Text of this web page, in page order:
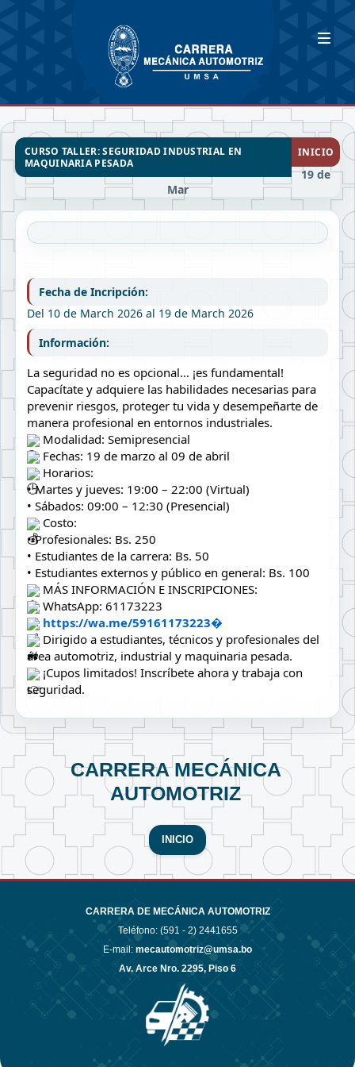
CURSO TALLER: SEGURIDAD INDUSTRIAL EN
MAQUINARIA PESADA
INICIO
19 de
Mar
Fecha de Incripción:
Del 10 de March 2026 al 19 de March 2026
Información:
La seguridad no es opcional… ¡es fundamental!
Capacítate y adquiere las habilidades necesarias para
prevenir riesgos, proteger tu vida y desempeñarte de
manera profesional en entornos industriales.
Modalidad: Semipresencial
Fechas: 19 de marzo al 09 de abril
Horarios:
• Martes y jueves: 19:00 – 22:00 (Virtual)
• Sábados: 09:00 – 12:30 (Presencial)
Costo:
• Profesionales: Bs. 250
• Estudiantes de la carrera: Bs. 50
• Estudiantes externos y público en general: Bs. 100
MÁS INFORMACIÓN E INSCRIPCIONES:
WhatsApp: 61173223
https://wa.me/59161173223⁠�
Dirigido a estudiantes, técnicos y profesionales del
área automotriz, industrial y maquinaria pesada.
¡Cupos limitados! Inscríbete ahora y trabaja con
seguridad.
CARRERA MECÁNICA
AUTOMOTRIZ
INICIO
CARRERA DE MECÁNICA AUTOMOTRIZ
Teléfono: (591 - 2) 2441655
E-mail: mecautomotriz@umsa.bo
Av. Arce Nro. 2295, Piso 6